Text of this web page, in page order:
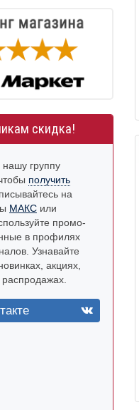
скидка!
нашу группу
получить
на
МАКС или
промо-
в профилях
Узнавайте
акциях,
распродажах.